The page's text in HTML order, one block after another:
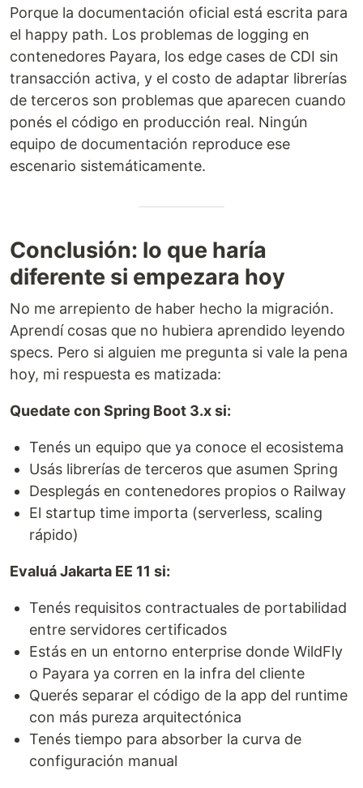
Porque la documentación oficial está escrita para
el happy path. Los problemas de logging en
contenedores Payara, los edge cases de CDI sin
transacción activa, y el costo de adaptar librerías
de terceros son problemas que aparecen cuando
ponés el código en producción real. Ningún
equipo de documentación reproduce ese
escenario sistemáticamente.
Conclusión: lo que haría
diferente si empezara hoy
No me arrepiento de haber hecho la migración.
Aprendí cosas que no hubiera aprendido leyendo
specs. Pero si alguien me pregunta si vale la pena
hoy, mi respuesta es matizada:
Quedate con Spring Boot 3.x si:
Tenés un equipo que ya conoce el ecosistema
Usás librerías de terceros que asumen Spring
Desplegás en contenedores propios o Railway
El startup time importa (serverless, scaling
rápido)
Evaluá Jakarta EE 11 si:
Tenés requisitos contractuales de portabilidad
entre servidores certificados
Estás en un entorno enterprise donde WildFly
o Payara ya corren en la infra del cliente
Querés separar el código de la app del runtime
con más pureza arquitectónica
Tenés tiempo para absorber la curva de
configuración manual